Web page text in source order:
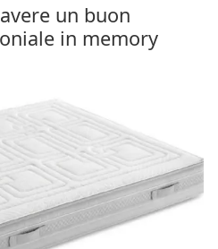
un buon
in memory